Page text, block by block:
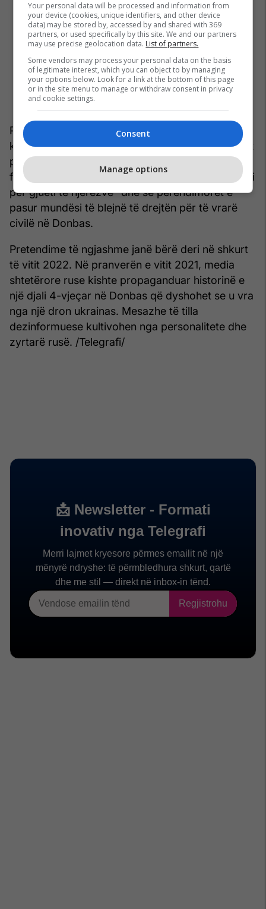
Pas fabrikimit famëkeq për një “djalosh të
kryqëzuar” në Ukrainë, të shpërndarë nga mediet
pro-Kremlinit në vitin 2014, ka pasur akuza se
forcat e armatosura ukrainase organizojnë “safari
për gjueti të njerëzve” dhe se perëndimorët e
pasur mundësi të blejnë të drejtën për të vrarë
civilë në Donbas.
Pretendime të ngjashme janë bërë deri në shkurt
të vitit 2022. Në pranverën e vitit 2021, media
shtetërore ruse kishte propaganduar historinë e
një djali 4-vjeçar në Donbas që dyshohet se u vra
nga një dron ukrainas. Mesazhe të tilla
dezinformuese kultivohen nga personalitete dhe
zyrtarë rusë. /Telegrafi/
Your personal data will be processed and information from
your device (cookies, unique identifiers, and other device
data) may be stored by, accessed by and shared with 369
partners, or used specifically by this site. We and our partners
may use precise geolocation data. List of partners.
Some vendors may process your personal data on the basis
of legitimate interest, which you can object to by managing
your options below. Look for a link at the bottom of this page
or in the site menu to manage or withdraw consent in privacy
and cookie settings.
Consent
Manage options